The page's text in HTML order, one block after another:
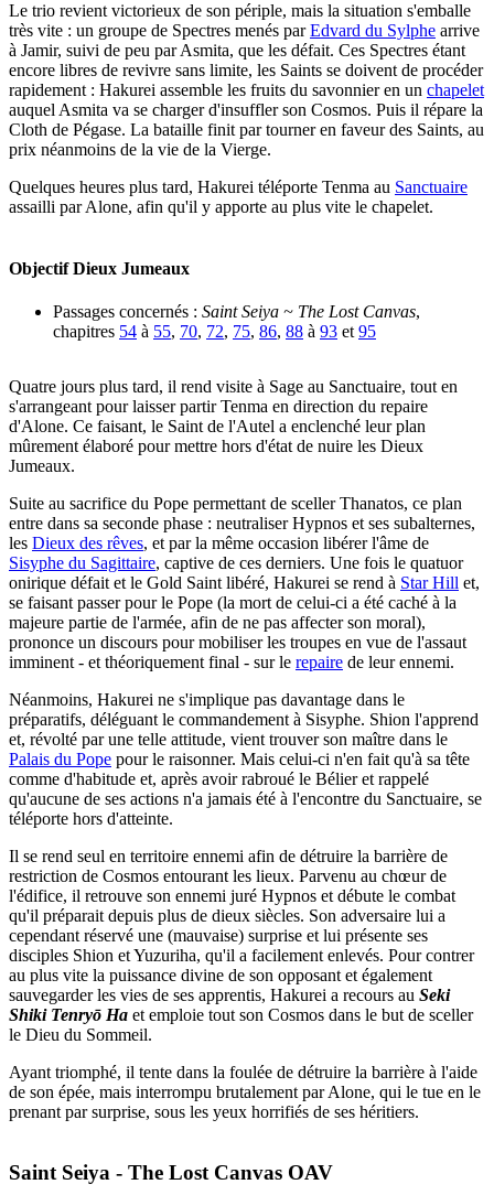
Le trio revient victorieux de son périple, mais la situation s'emballe
très vite : un groupe de Spectres menés parEdvard du Sylphe arrive
à Jamir, suivi de peu par Asmita, que les défait. Ces Spectres étant
encore libres de revivre sans limite, les Saints se doivent de procéder
rapidement : Hakurei assemble les fruits du savonnier en un chapelet
auquel Asmita va se charger d'insuffler son Cosmos. Puis il répare la
Cloth de Pégase. La bataille finit par tourner en faveur des Saints, au
prix néanmoins de la vie de la Vierge.
Quelques heures plus tard, Hakurei téléporte Tenma au Sanctuaire
assailli par Alone, afin qu'il y apporte au plus vite le chapelet.
Objectif Dieux Jumeaux
Passages concernés : Saint Seiya ~ The Lost Canvas,
chapitres 54 à 55, 70, 72, 75, 86, 88 à 93 et 95
Quatre jours plus tard, il rend visite à Sage au Sanctuaire, tout en
s'arrangeant pour laisser partir Tenma en direction du repaire
d'Alone. Ce faisant, le Saint de l'Autel a enclenché leur plan
mûrement élaboré pour mettre hors d'état de nuire les Dieux
Jumeaux.
Suite au sacrifice du Pope permettant de sceller Thanatos, ce plan
entre dans sa seconde phase : neutraliser Hypnos et ses subalternes,
les Dieux des rêves, et par la même occasion libérer l'âme de
Sisyphe du Sagittaire, captive de ces derniers. Une fois le quatuor
onirique défait et le Gold Saint libéré, Hakurei se rend à Star Hill et,
se faisant passer pour le Pope (la mort de celui-ci a été caché à la
majeure partie de l'armée, afin de ne pas affecter son moral),
prononce un discours pour mobiliser les troupes en vue de l'assaut
imminent - et théoriquement final - sur le repaire de leur ennemi.
Néanmoins, Hakurei ne s'implique pas davantage dans le
préparatifs, déléguant le commandement à Sisyphe. Shion l'apprend
et, révolté par une telle attitude, vient trouver son maître dans le
Palais du Pope pour le raisonner. Mais celui-ci n'en fait qu'à sa tête
comme d'habitude et, après avoir rabroué le Bélier et rappelé
qu'aucune de ses actions n'a jamais été à l'encontre du Sanctuaire, se
téléporte hors d'atteinte.
Il se rend seul en territoire ennemi afin de détruire la barrière de
restriction de Cosmos entourant les lieux. Parvenu au chœur de
l'édifice, il retrouve son ennemi juré Hypnos et débute le combat
qu'il préparait depuis plus de dieux siècles. Son adversaire lui a
cependant réservé une (mauvaise) surprise et lui présente ses
disciples Shion et Yuzuriha, qu'il a facilement enlevés. Pour contrer
au plus vite la puissance divine de son opposant et également
sauvegarder les vies de ses apprentis, Hakurei a recours au Seki
Shiki Tenryō Ha et emploie tout son Cosmos dans le but de sceller
le Dieu du Sommeil.
Ayant triomphé, il tente dans la foulée de détruire la barrière à l'aide
de son épée, mais interrompu brutalement par Alone, qui le tue en le
prenant par surprise, sous les yeux horrifiés de ses héritiers.
Saint Seiya - The Lost Canvas OAV